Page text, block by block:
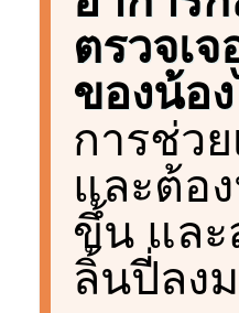
ตรวจเ
ของน้อ
การช่ว
และต้อ
ขึ้น และ
ลิ้นปี่ลง